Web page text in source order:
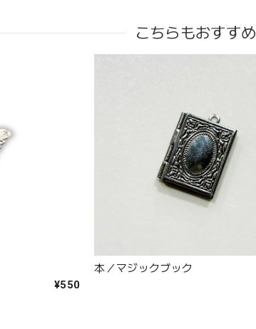
こちらもおすすめ
¥550
本／マジックブック